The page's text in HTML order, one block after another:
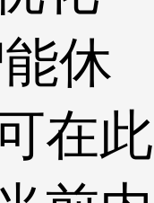
休
在此